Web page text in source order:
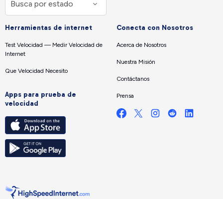
Herramientas de internet
Test Velocidad — Medir Velocidad de
Internet
Que Velocidad Necesito
Apps para prueba de
velocidad
Conecta con Nosotros
Acerca de Nosotros
Nuestra Misión
Contáctanos
Prensa